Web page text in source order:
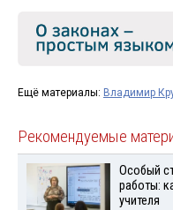
Ещё материалы: Владимир
Рекомендуемые
Особый
работы:
учителя